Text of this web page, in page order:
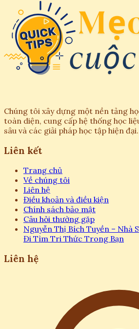
Chúng tôi xây dựng một nền tảng
toàn diện, cung cấp hệ thống học
sâu và các giải pháp học tập hiện đại.
Liên kết
Trang chủ
Về chúng tôi
Liên hệ
Điều khoản và điều kiện
Chính sách bảo mật
Câu hỏi thường gặp
Nguyễn Thị Bích Tuyền – Nhà
Đi Tìm Tri Thức Trong Bạn
Liên hệ